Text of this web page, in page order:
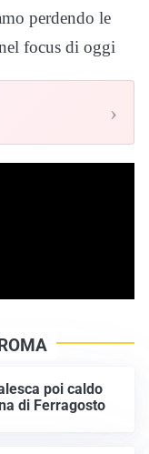
perdendo le
focus di oggi
›
poi caldo
di Ferragosto